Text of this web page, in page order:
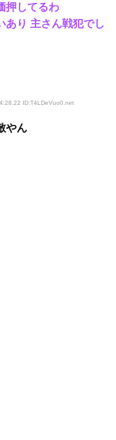
押してるわ
あり 主さん戦犯でし
ID:T4LDeVuo0 .net
やん